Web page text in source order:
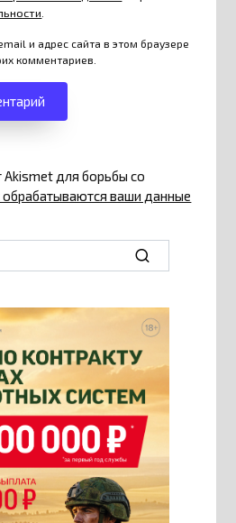
и адрес сайта в этом браузере
комментариев.
Akismet для борьбы со
обрабатываются ваши данные